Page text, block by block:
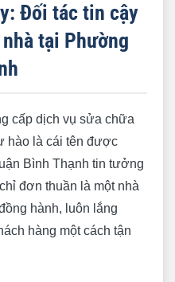
Đối tác tin cậy
tại Phường
cấp dịch vụ sửa chữa
hào là cái tên được
Bình Thạnh tin tưởng
đơn thuần là một nhà
hành, luôn lắng
hàng một cách tận